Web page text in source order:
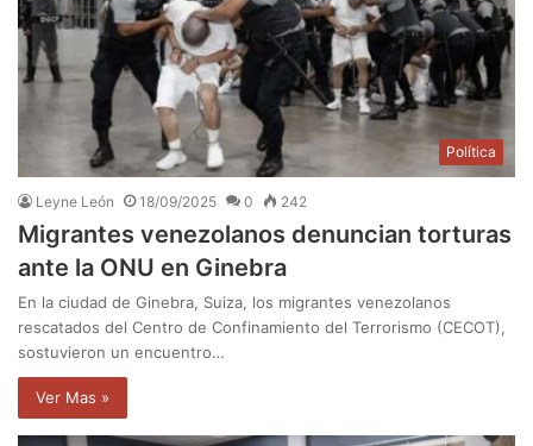
Política
Leyne León 18/09/2025 0 242
Migrantes venezolanos denuncian torturas
ante la ONU en Ginebra
En la ciudad de Ginebra, Suiza, los migrantes venezolanos
rescatados del Centro de Confinamiento del Terrorismo (CECOT),
sostuvieron un encuentro…
Ver Mas »